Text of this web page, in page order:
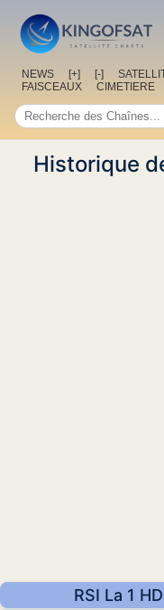
NEWS [+] [-]
FAISCEAUX
CIMETIERE
Historique
RSI La 1